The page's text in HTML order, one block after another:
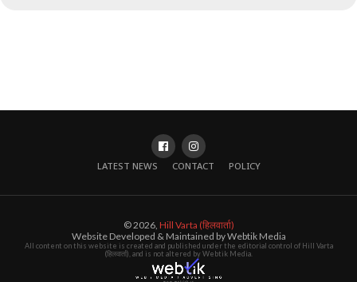
LATEST NEWS CONTACT POLICY
© 2026, Hill Varta (हिलवार्ता)
Website Developed & Maintained by Webtik Media
All content on this website is created and published under the editorial control of Hill Varta
(हिलवार्ता), and is not altered by Webtik Media.